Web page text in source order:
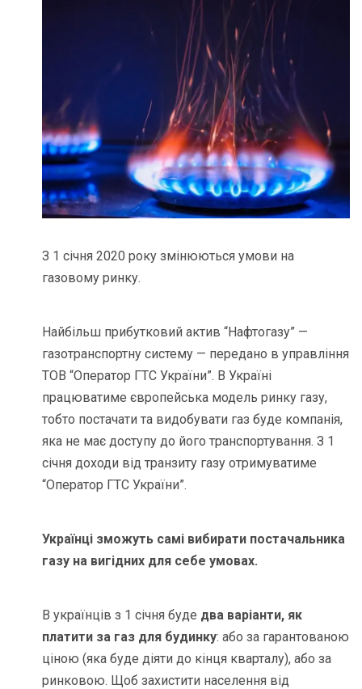
З 1 січня 2020 року змінюються умови на
газовому ринку.
Найбільш прибутковий актив “Нафтогазу” —
газотранспортну систему — передано в управління
ТОВ “Оператор ГТС України”. В Україні
працюватиме європейська модель ринку газу,
тобто постачати та видобувати газ буде компанія,
яка не має доступу до його транспортування. З 1
січня доходи від транзиту газу отримуватиме
“Оператор ГТС України”.
Українці зможуть самі вибирати постачальника
газу на вигідних для себе умовах.
В українців з 1 січня буде два варіанти, як
платити за газ для будинку: або за гарантованою
ціною (яка буде діяти до кінця кварталу), або за
ринковою. Щоб захистити населення від